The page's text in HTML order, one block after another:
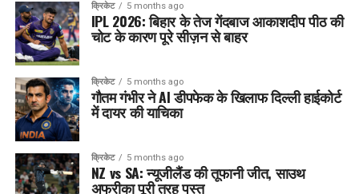
क्रिकेट 5 months ago
IPL 2026: बिहार के तेज गेंदबाज आकाशदीप पीठ की
चोट के कारण पूरे सीज़न से बाहर
क्रिकेट 5 months ago
गौतम गंभीर ने AI डीपफेक के खिलाफ दिल्ली हाईकोर्ट
में दायर की याचिका
क्रिकेट 5 months ago
NZ vs SA: न्यूजीलैंड की तूफानी जीत, साउथ
अफ्रीका पूरी तरह पस्त